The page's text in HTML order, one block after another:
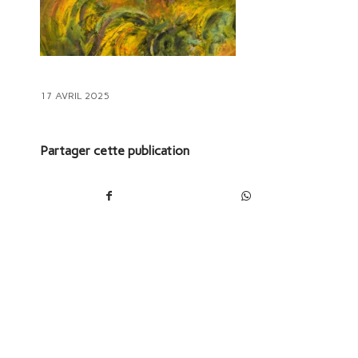
17 AVRIL 2025
Partager cette publication